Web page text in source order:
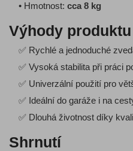
• Hmotnost: cca 8 kg
Výhody produktu
✅ Rychlé a jednoduché
✅ Vysoká stabilita při práci
✅ Univerzální použití pro
✅ Ideální do garáže i na
✅ Dlouhá životnost díky
Shrnutí